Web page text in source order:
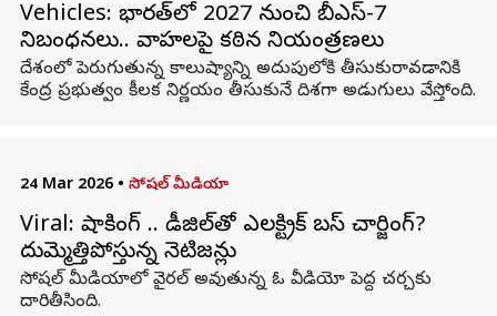
Vehicles: భారత్‌లో 2027 నుంచి బీఎస్-7
నిబంధనలు.. వాహనాలపై కఠిన నియంత్రణలు
దేశంలో పెరుగుతున్న కాలుష్యాన్ని అదుపులోకి తీసుకురావడానికి
కేంద్ర ప్రభుత్వం కీలక నిర్ణయం తీసుకునే దిశగా అడుగులు వేస్తోంది.
24 Mar 2026 • సోషల్ మీడియా
Viral: షాకింగ్ .. డీజిల్‌తో ఎలక్ట్రిక్ బస్ చార్జింగ్?
దుమ్మెత్తిపోస్తున్న నెటిజన్లు
సోషల్ మీడియాలో వైరల్ అవుతున్న ఓ వీడియో పెద్ద చర్చకు
దారితీసింది.